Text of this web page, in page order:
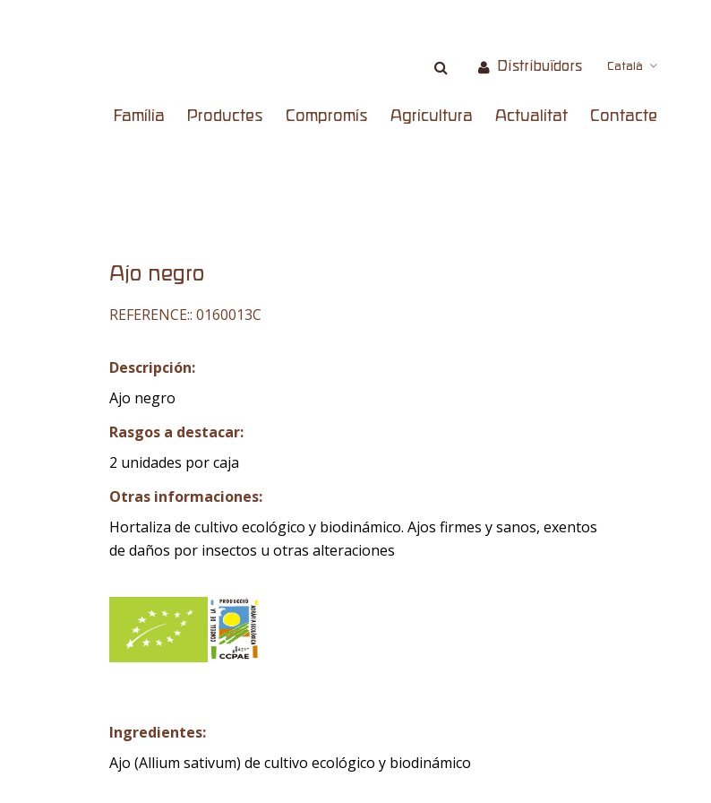
Distribuïdors Català
Família Productes Compromís Agricultura Actualitat Contacte
Ajo negro
REFERENCE:: 0160013C
Descripción:
Ajo negro
Rasgos a destacar:
2 unidades por caja
Otras informaciones:
Hortaliza de cultivo ecológico y biodinámico. Ajos firmes y sanos, exentos
de daños por insectos u otras alteraciones
Ingredientes:
Ajo (Allium sativum) de cultivo ecológico y biodinámico